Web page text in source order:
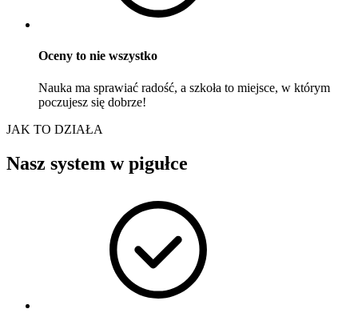
Oceny to nie wszystko
Nauka ma sprawiać radość, a szkoła to miejsce, w którym
poczujesz się dobrze!
JAK TO DZIAŁA
Nasz system w pigułce